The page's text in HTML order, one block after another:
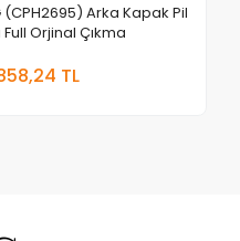
Arka Kapak Pil
Orjinal Çıkma
TL